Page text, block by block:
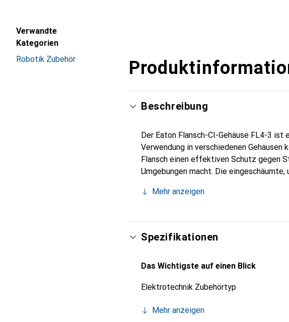
Verwandte
Kategorien
Robotik Zubehör
Beschreibung
Der Eaton Flansch-CI-Gehäuse FL4-3
Verwendung in verschiedenen
Flansch einen effektiven Schutz gegen
Umgebungen macht. Die
Installation ermöglicht. Der Flansch ist
Bauweise aus Isolierstoff machen ihn
Anforderungen.
Mehr anzeigen
Spezifikationen
Das Wichtigste auf einen Blick
Elektrotechnik Zubehörtyp
Mehr anzeigen